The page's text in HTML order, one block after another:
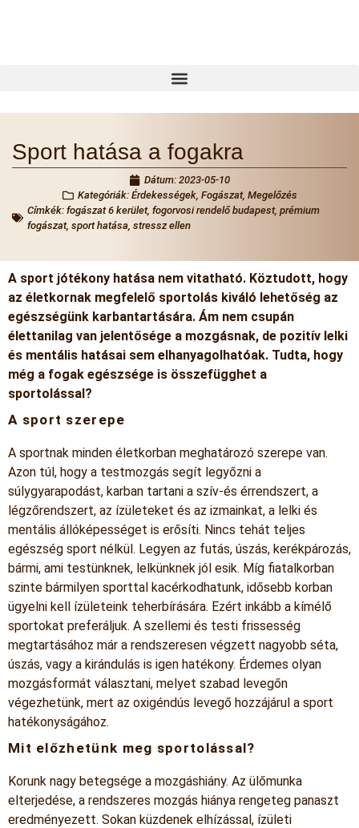
Sport hatása a fogakra
Dátum: 2023-05-10
Kategóriák: Érdekességek, Fogászat, Megelőzés
Címkék: fogászat 6 kerület, fogorvosi rendelő budapest, prémium
fogászat, sport hatása, stressz ellen
A sport jótékony hatása nem vitatható. Köztudott, hogy
az életkornak megfelelő sportolás kiváló lehetőség az
egészségünk karbantartására. Ám nem csupán
élettanilag van jelentősége a mozgásnak, de pozitív lelki
és mentális hatásai sem elhanyagolhatóak. Tudta, hogy
még a fogak egészsége is összefügghet a
sportolással?
A sport szerepe
A sportnak minden életkorban meghatározó szerepe van.
Azon túl, hogy a testmozgás segít legyőzni a
súlygyarapodást, karban tartani a szív-és érrendszert, a
légzőrendszert, az ízületeket és az izmainkat, a lelki és
mentális állóképességet is erősíti. Nincs tehát teljes
egészség sport nélkül. Legyen az futás, úszás, kerékpározás,
bármi, ami testünknek, lelkünknek jól esik. Míg fiatalkorban
szinte bármilyen sporttal kacérkodhatunk, idősebb korban
ügyelni kell ízületeink teherbírására. Ezért inkább a kímélő
sportokat preferáljuk. A szellemi és testi frissesség
megtartásához már a rendszeresen végzett nagyobb séta,
úszás, vagy a kirándulás is igen hatékony. Érdemes olyan
mozgásformát választani, melyet szabad levegőn
végezhetünk, mert az oxigéndús levegő hozzájárul a sport
hatékonyságához.
Mit előzhetünk meg sportolással?
Korunk nagy betegsége a mozgáshiány. Az ülőmunka
elterjedése, a rendszeres mozgás hiánya rengeteg panaszt
eredményezett. Sokan küzdenek elhízással, ízületi